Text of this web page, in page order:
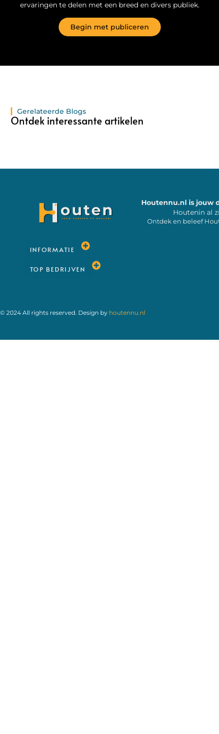
ervaringen te delen met een breed en divers publiek.
Begin met publiceren
Gerelateerde Blogs
Ontdek interessante artikelen
Houtennu.nl is jouw
Houtenin al
Ontdek en beleef
INFORMATIE
TOP BEDRIJVEN
© 2024 All rights reserved. Design by houtennu.nl